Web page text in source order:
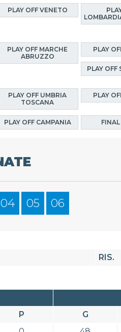
PLAY OFF VENETO
PLAY OFF MARCHE
ABRUZZO
PLAY
PLAY OFF
PLAY OFF UMBRIA
TOSCANA
PLAY
PLAY OFF CAMPANIA
04 05 06
RIS.
P G